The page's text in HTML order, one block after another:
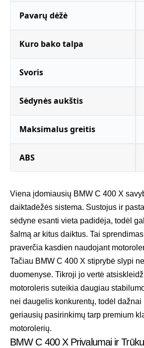
Pavarų dėžė
Kuro bako talpa
Svoris
Sėdynės aukštis
Maksimalus greitis
ABS
Viena įdomiausių BMW C 400 X
daiktadėžės sistema. Sustojus ir
sėdyne esanti vieta padidėja, todėl
šalmą ar kitus daiktus. Tai
praverčia kasdien naudojant
Tačiau BMW C 400 X stiprybė slypi
duomenyse. Tikroji jo vertė
motoroleris suteikia daugiau
nei daugelis konkurentų, todėl
geriausių pasirinkimų tarp premium
motorolerių.
BMW C 400 X Privalumai ir